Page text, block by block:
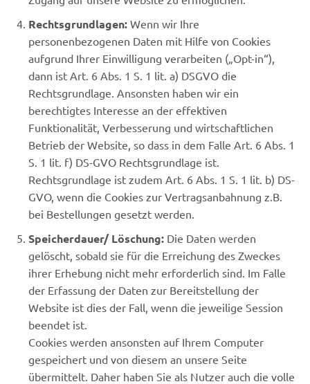
Rechtsgrundlagen:Wenn wir Ihre
personenbezogenen Daten mit Hilfe von Cookies
aufgrund Ihrer Einwilligung verarbeiten („Opt-in“),
dann ist Art. 6 Abs. 1 S. 1 lit. a) DSGVO die
Rechtsgrundlage. Ansonsten haben wir ein
berechtigtes Interesse an der effektiven
Funktionalität, Verbesserung und wirtschaftlichen
Betrieb der Website, so dass in dem Falle Art. 6 Abs. 1
S. 1 lit. f) DS-GVO Rechtsgrundlage ist.
Rechtsgrundlage ist zudem Art. 6 Abs. 1 S. 1 lit. b) DS-
GVO, wenn die Cookies zur Vertragsanbahnung z.B.
bei Bestellungen gesetzt werden.
Speicherdauer/ Löschung:Die Daten werden
gelöscht, sobald sie für die Erreichung des Zweckes
ihrer Erhebung nicht mehr erforderlich sind. Im Falle
der Erfassung der Daten zur Bereitstellung der
Website ist dies der Fall, wenn die jeweilige Session
beendet ist.
Cookies werden ansonsten auf Ihrem Computer
gespeichert und von diesem an unsere Seite
übermittelt. Daher haben Sie als Nutzer auch die volle